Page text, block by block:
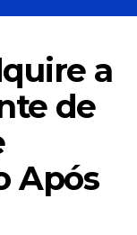
a
de
Após